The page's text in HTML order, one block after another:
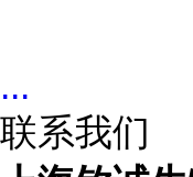
...
联系我们